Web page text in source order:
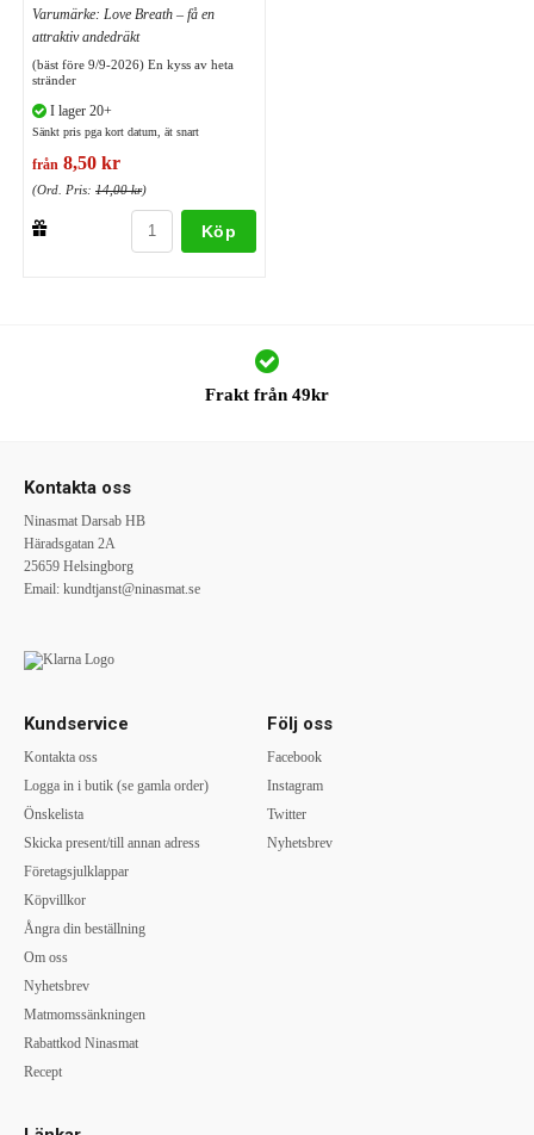
Varumärke: Love Breath – få en
attraktiv andedräkt
(bäst före 9/9-2026) En kyss av heta
stränder
I lager 20+
Sänkt pris pga kort datum, ät snart
från 8,50 kr
(Ord. Pris: 14,00 kr)
Köp
Frakt från 49kr
Kontakta oss
Ninasmat Darsab HB
Häradsgatan 2A
25659 Helsingborg
Email: kundtjanst@ninasmat.se
Kundservice
Kontakta oss
Logga in i butik (se gamla order)
Önskelista
Skicka present/till annan adress
Företagsjulklappar
Köpvillkor
Ångra din beställning
Om oss
Nyhetsbrev
Matmomssänkningen
Rabattkod Ninasmat
Recept
Följ oss
Facebook
Instagram
Twitter
Nyhetsbrev